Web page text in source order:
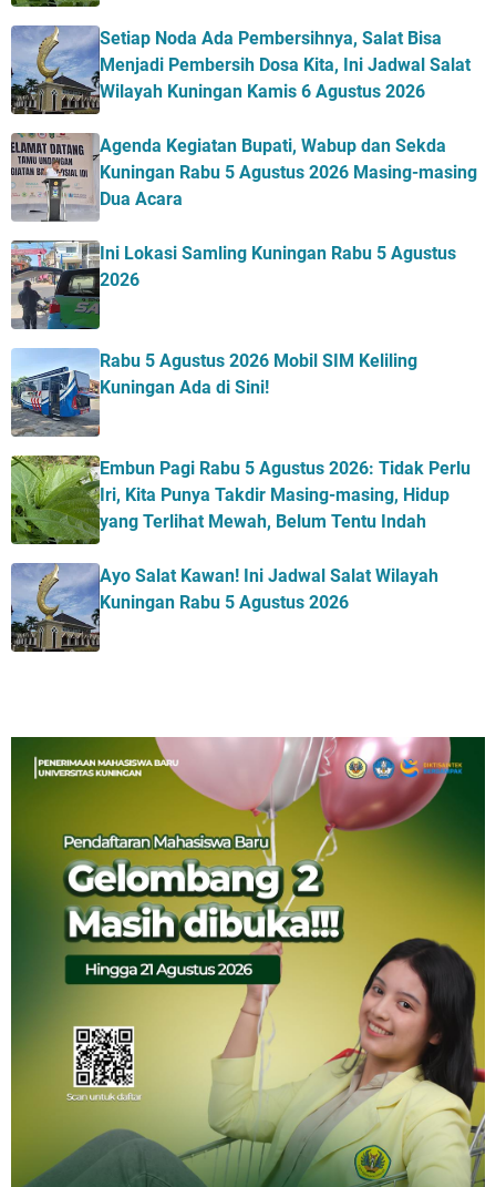
Setiap Noda Ada Pembersihnya, Salat Bisa
Menjadi Pembersih Dosa Kita, Ini Jadwal Salat
Wilayah Kuningan Kamis 6 Agustus 2026
Agenda Kegiatan Bupati, Wabup dan Sekda
Kuningan Rabu 5 Agustus 2026 Masing-masing
Dua Acara
Ini Lokasi Samling Kuningan Rabu 5 Agustus
2026
Rabu 5 Agustus 2026 Mobil SIM Keliling
Kuningan Ada di Sini!
Embun Pagi Rabu 5 Agustus 2026: Tidak Perlu
Iri, Kita Punya Takdir Masing-masing, Hidup
yang Terlihat Mewah, Belum Tentu Indah
Ayo Salat Kawan! Ini Jadwal Salat Wilayah
Kuningan Rabu 5 Agustus 2026